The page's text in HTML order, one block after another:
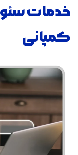
خدمات
کمپانی